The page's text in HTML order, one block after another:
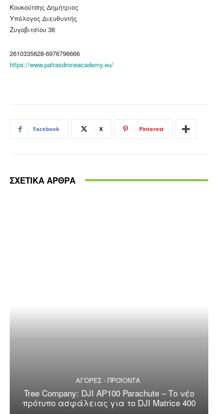
Κουκούτσης Δημήτριος
Υπόλογος Διευθυντής
Ζυγοβιτσίου 36
2610335628-6976796666
https://www.patrasdroneacademy.eu/
Facebook X Pinterest
ΣΧΕΤΙΚΑ ΑΡΘΡΑ
ΑΓΟΡΕΣ - ΠΡΟΪΟΝΤΑ
Tree Company: DJI AP100 Parachute – Το νέο
πρότυπο ασφάλειας για το DJI Matrice 400